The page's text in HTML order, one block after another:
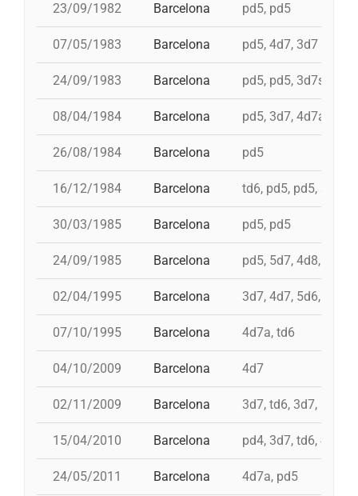
23/09/1982 Barcelona pd5, pd5
07/05/1983 Barcelona pd5, 4d7, 3d7
24/09/1983 Barcelona pd5, pd5, 3d7s, i
08/04/1984 Barcelona pd5, 3d7, 4d7a, i
26/08/1984 Barcelona pd5
16/12/1984 Barcelona td6, pd5, pd5, 3d7,
30/03/1985 Barcelona pd5, pd5
24/09/1985 Barcelona pd5, 5d7, 4d8, 3d8c
02/04/1995 Barcelona 3d7, 4d7, 5d6,
07/10/1995 Barcelona 4d7a, td6
04/10/2009 Barcelona 4d7
02/11/2009 Barcelona 3d7, td6, 3d7,
15/04/2010 Barcelona pd4, 3d7, td6, 4d7,
24/05/2011 Barcelona 4d7a, pd5